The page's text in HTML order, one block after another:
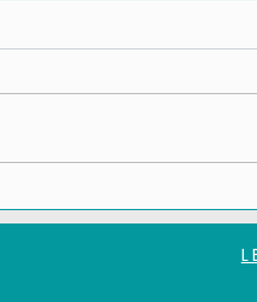
pourrait
nouveau
développer